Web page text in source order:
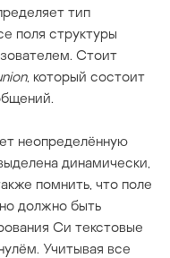
тип
поля структуры
Стоит
, который состоит
неопределённую
динамически,
помнить, что поле
должно быть
Си текстовые
Учитывая все